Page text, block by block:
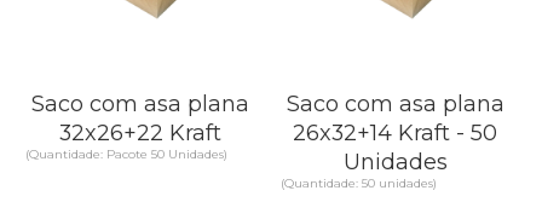
Saco com asa plana
32x26+22 Kraft
(Quantidade: Pacote 50 Unidades)
Saco com asa plana
26x32+14 Kraft - 50
Unidades
(Quantidade: 50 unidades)